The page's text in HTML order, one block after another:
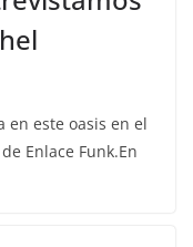
en este oasis en el
Enlace Funk.En